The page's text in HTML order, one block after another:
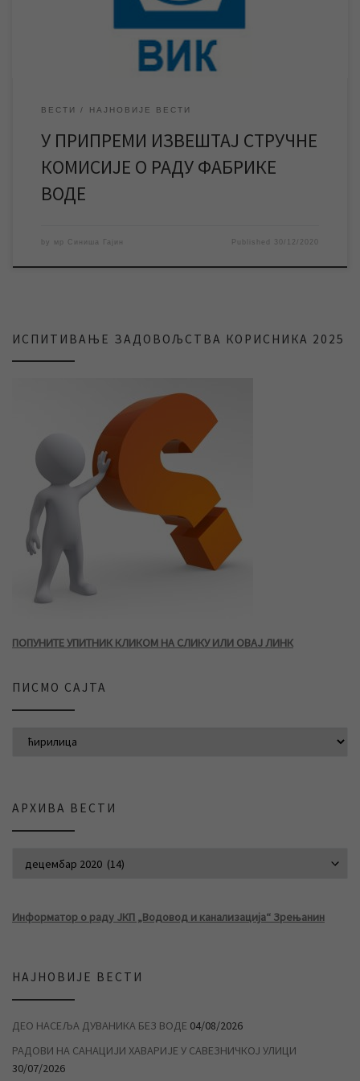
закљученим Споразумом. Према Споразуму од 21. јануара ове
ВЕСТИ НАЈНОВИЈЕ ВЕСТИ
У ПРИПРЕМИ ИЗВЕШТАЈ СТРУЧНЕ
КОМИСИЈЕ О РАДУ ФАБРИКЕ
ВОДЕ
by мр Синиша Гајин Published 30/12/2020
ИСПИТИВАЊЕ ЗАДОВОЉСТВА КОРИСНИКА 2025
ПОПУНИТЕ УПИТНИК КЛИКОМ НА СЛИКУ ИЛИ ОВАЈ ЛИНК
ПИСМО САЈТА
АРХИВА ВЕСТИ
Информатор о раду ЈКП „Водовод и канализација“ Зрењанин
НАЈНОВИЈЕ ВЕСТИ
ДЕО НАСЕЉА ДУВАНИКА БЕЗ ВОДЕ 04/08/2026
РАДОВИ НА САНАЦИЈИ ХАВАРИЈЕ У САВЕЗНИЧКОЈ УЛИЦИ
30/07/2026